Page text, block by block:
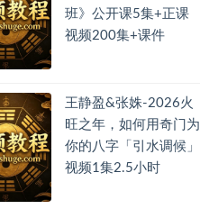
班》公开课5集+正课
视频200集+课件
王静盈&张姝-2026火
旺之年，如何用奇门为
你的八字「引水调候」
视频1集2.5小时